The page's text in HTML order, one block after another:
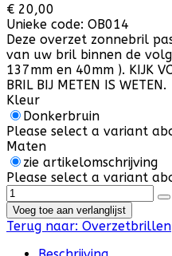
€ 20,00
Unieke code: OB014
Deze overzet zonnebril
van uw bril binnen de
137mm en 40mm ). KIJK
BRIL BIJ METEN IS WETEN.
Kleur
Donkerbruin
Please select a variant
Maten
zie artikelomschrijving
Please select a variant
Voeg toe aan verlanglijst
Terug naar: Overzetbrillen